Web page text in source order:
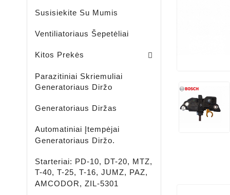
Susisiekite Su Mumis
Ventiliatoriaus Šepetėliai
Kitos Prekės
Parazitiniai Skriemuliai
Generatoriaus Diržo
Generatoriaus Diržas
Automatiniai Įtempėjai
Generatoriaus Diržo.
Starteriai: PD-10, DT-20, MTZ,
T-40, T-25, T-16, JUMZ, PAZ,
AMCODOR, ZIL-5301